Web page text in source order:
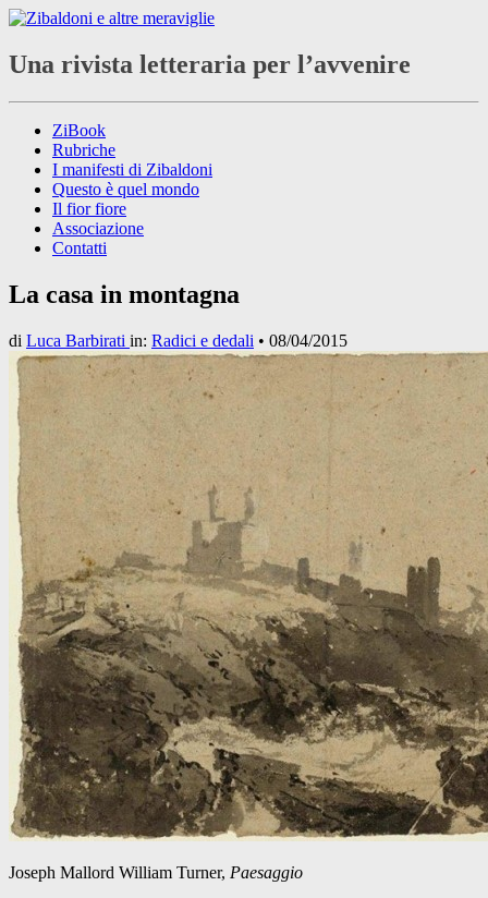
Una rivista letteraria per l’avvenire
ZiBook
Rubriche
I manifesti di Zibaldoni
Questo è quel mondo
Il fior fiore
Associazione
Contatti
La casa in montagna
di Luca Barbirati in: Radici e dedali • 08/04/2015
Joseph Mallord William Turner, Paesaggio